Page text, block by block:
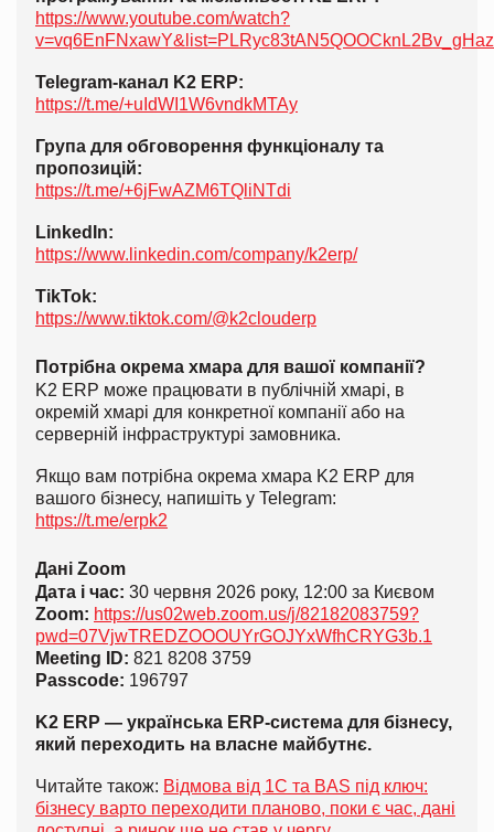
https://www.youtube.com/watch?
Telegram-канал K2 ERP:
https://t.me/+uIdWI1W6vndkMTAy
Група для обговорення функціоналу та
пропозицій:
https://t.me/+6jFwAZM6TQliNTdi
LinkedIn:
https://www.linkedin.com/company/k2erp/
TikTok:
https://www.tiktok.com/@k2clouderp
Потрібна окрема хмара для вашої компанії?
K2 ERP може працювати в публічній хмарі, в
окремій хмарі для конкретної компанії або на
серверній інфраструктурі замовника.
Якщо вам потрібна окрема хмара K2 ERP для
вашого бізнесу, напишіть у Telegram:
https://t.me/erpk2
Дані Zoom
Дата і час: 30 червня 2026 року, 12:00 за Києвом
Zoom: https://us02web.zoom.us/j/82182083759?
pwd=07VjwTREDZOOOUYrGOJYxWfhCRYG3b.1
Meeting ID: 821 8208 3759
Passcode: 196797
K2 ERP — українська ERP-система для бізнесу,
який переходить на власне майбутнє.
Читайте також: Відмова від 1С та BAS під ключ:
бізнесу варто переходити планово, поки є час, дані